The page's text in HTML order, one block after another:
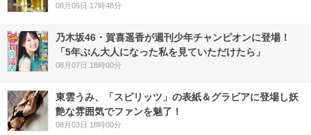
08月05日 17時48分
乃木坂46・賀喜遥香が週刊少年チャンピオンに登場！
「5年ぶん大人になった私を見ていただけたら」
08月07日 18時00分
東雲うみ、「スピリッツ」の表紙＆グラビアに登場し妖
艶な雰囲気でファンを魅了！
08月03日 18時00分